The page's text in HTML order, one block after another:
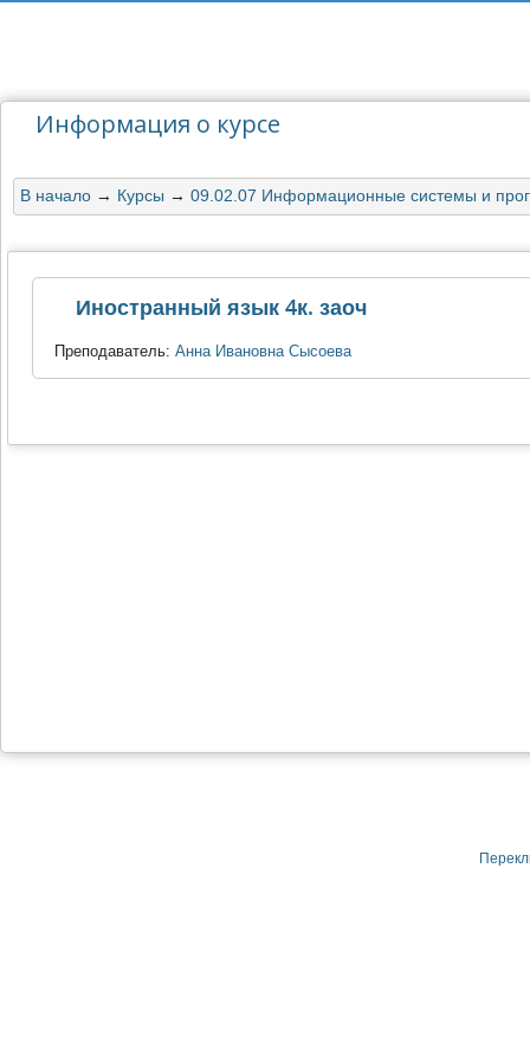
Информация о курсе
В начало → Курсы → 09.02.07 Информационные системы и
Иностранный язык 4к. заоч
Преподаватель: Анна Ивановна Сысоева